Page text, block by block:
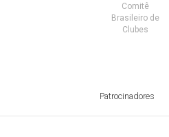
Comitê
Brasileiro de
Clubes
Patrocinadores